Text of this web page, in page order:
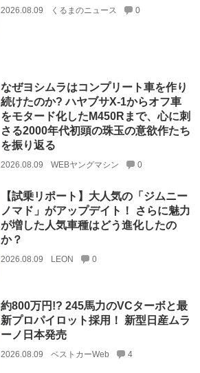
2026.08.09 くるまのニュース 0
なぜヨシムラはコンプリート車を作り
続けたのか? ハヤブサX-1からオフ車
をモタード化したM450Rまで、心に刺
さる2000年代初頭の珠玉の意欲作たち
を振り返る
2026.08.09 WEBヤングマシン 0
【試乗リポート】大人気の「ジムニー
ノマド」がアップデイト！ さらに魅力
が増した人気車種はどう進化したの
か？
2026.08.09 LEON 0
約800万円!? 245馬力のVCターボと最
新プロパイロット採用！ 新型日産ムラ
ーノ日本発売
2026.08.09 ベストカーWeb 4